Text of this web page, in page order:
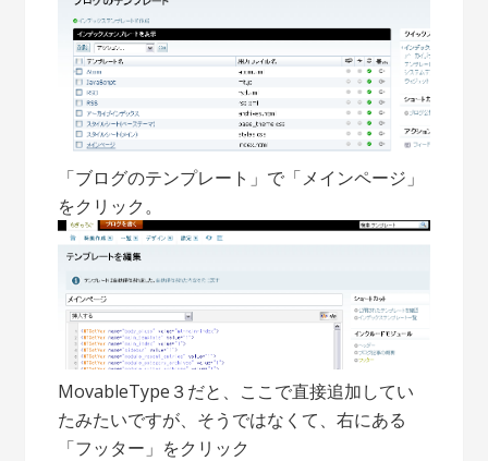
「ブログのテンプレート」で「メインページ」
をクリック。
MovableType３だと、ここで直接追加してい
たみたいですが、そうではなくて、右にある
「フッター」をクリック